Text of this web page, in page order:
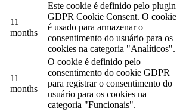
11
months
Este cookie é definido pelo plugin
GDPR Cookie Consent. O cookie
é usado para armazenar o
consentimento do usuário para os
cookies na categoria "Analíticos".
11
months
O cookie é definido pelo
consentimento do cookie GDPR
para registrar o consentimento do
usuário para os cookies na
categoria "Funcionais".